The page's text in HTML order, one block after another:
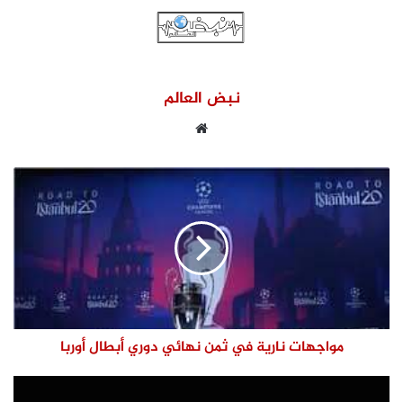
نبض العالم
مواجهات نارية في ثمن نهائي دوري أبطال أوربا